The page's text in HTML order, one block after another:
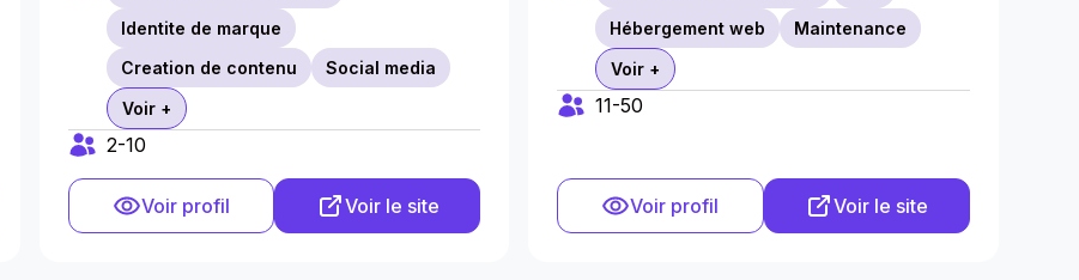
Identite de marque
Creation de contenu
Social media
Voir +
2-10
Voir profil Voir le site
Hébergement web
Maintenance
Voir +
11-50
Voir profil Voir le site